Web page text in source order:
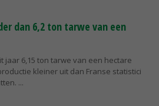
dan 6,2 ton tarwe van een
jaar 6,15 ton tarwe van een hectare
kleiner uit dan Franse statistici